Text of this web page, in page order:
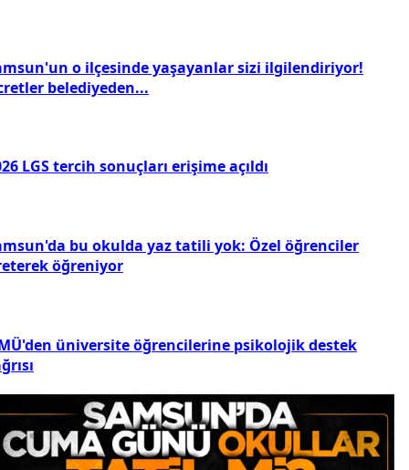
o ilçesinde yaşayanlar sizi ilgilendiriyor!
belediyeden...
LGS tercih sonuçları erişime açıldı
bu okulda yaz tatili yok: Özel öğrenciler
öğreniyor
üniversite öğrencilerine psikolojik destek